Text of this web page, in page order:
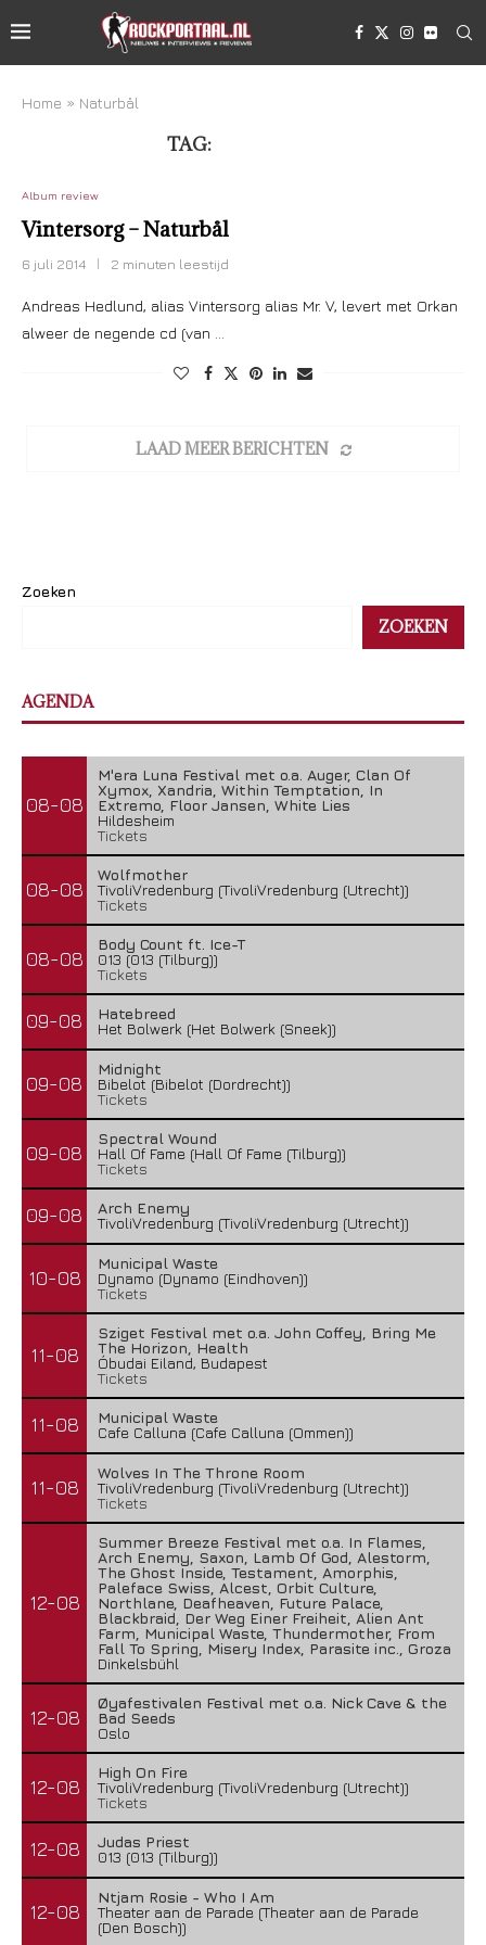
Home » Naturbål
TAG:
Album review
Vintersorg – Naturbål
6 juli 2014 2 minuten leestijd
Andreas Hedlund, alias Vintersorg alias Mr. V, levert met Orkan
alweer de negende cd (van …
LAAD MEER BERICHTEN
Zoeken
ZOEKEN
AGENDA
08-08
M'era Luna Festival met o.a. Auger, Clan Of
Xymox, Xandria, Within Temptation, In
Extremo, Floor Jansen, White Lies
Hildesheim
Tickets
08-08
Wolfmother
TivoliVredenburg (TivoliVredenburg (Utrecht))
Tickets
08-08
Body Count ft. Ice-T
013 (013 (Tilburg))
Tickets
09-08
Hatebreed
Het Bolwerk (Het Bolwerk (Sneek))
09-08
Midnight
Bibelot (Bibelot (Dordrecht))
Tickets
09-08
Spectral Wound
Hall Of Fame (Hall Of Fame (Tilburg))
Tickets
09-08
Arch Enemy
TivoliVredenburg (TivoliVredenburg (Utrecht))
10-08
Municipal Waste
Dynamo (Dynamo (Eindhoven))
Tickets
11-08
Sziget Festival met o.a. John Coffey, Bring Me
The Horizon, Health
Óbudai Eiland, Budapest
Tickets
11-08
Municipal Waste
Cafe Calluna (Cafe Calluna (Ommen))
11-08
Wolves In The Throne Room
TivoliVredenburg (TivoliVredenburg (Utrecht))
Tickets
12-08
Summer Breeze Festival met o.a. In Flames,
Arch Enemy, Saxon, Lamb Of God, Alestorm,
The Ghost Inside, Testament, Amorphis,
Paleface Swiss, Alcest, Orbit Culture,
Northlane, Deafheaven, Future Palace,
Blackbraid, Der Weg Einer Freiheit, Alien Ant
Farm, Municipal Waste, Thundermother, From
Fall To Spring, Misery Index, Parasite inc., Groza
Dinkelsbühl
12-08
Øyafestivalen Festival met o.a. Nick Cave & the
Bad Seeds
Oslo
12-08
High On Fire
TivoliVredenburg (TivoliVredenburg (Utrecht))
Tickets
12-08
Judas Priest
013 (013 (Tilburg))
12-08
Ntjam Rosie - Who I Am
Theater aan de Parade (Theater aan de Parade
(Den Bosch))